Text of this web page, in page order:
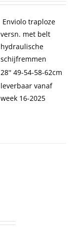
Enviolo traploze
versn. met belt
hydraulische
schijfremmen
28'' 49-54-58-62cm
leverbaar vanaf
week 16-2025